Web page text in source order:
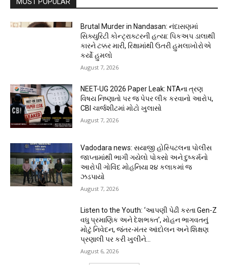
Brutal Murder in Nandasan: નંદાસણમાં
સિક્યુરિટી કોન્ટ્રાક્ટરની હત્યા: પિકઅપ ડાલાથી
કારને ટક્કર મારી, રિક્ષામાંથી ઉતરી હુમલાખોરોએ
કર્યો હુમલો
August 7, 2026
NEET-UG 2026 Paper Leak: NTAના ત્રણ
વિષય નિષ્ણાતો પર જ પેપર લીક કરવાનો આરોપ,
CBI ચાર્જશીટમાં મોટો ખુલાસો
August 7, 2026
Vadodara news: સયાજી હોસ્પિટલના પોલીસ
જાપ્તામાંથી ભાગી ગયેલો પોક્સો અને દુષ્કર્મનો
આરોપી ગોવિંદ મોહનિયા ૨૪ કલાકમાં જ
ઝડપાયો
August 7, 2026
Listen to the Youth: ‘આપણી પેઢી કરતા Gen-Z
વધુ પ્રમાણિક અને દેશભક્ત’, મોહન ભાગવતનું
મોટું નિવેદન, જંતર-મંતર આંદોલન અને શિક્ષણ
પ્રણાલી પર કરી ખુલીને...
August 6, 2026